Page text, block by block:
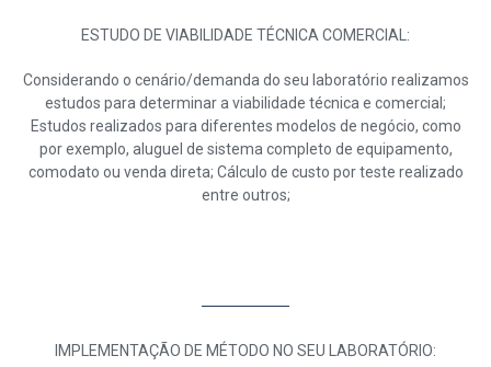
ESTUDO DE VIABILIDADE TÉCNICA COMERCIAL:
Considerando o cenário/demanda do seu laboratório realizamos
estudos para determinar a viabilidade técnica e comercial;
Estudos realizados para diferentes modelos de negócio, como
por exemplo, aluguel de sistema completo de equipamento,
comodato ou venda direta; Cálculo de custo por teste realizado
entre outros;
IMPLEMENTAÇÃO DE MÉTODO NO SEU LABORATÓRIO: